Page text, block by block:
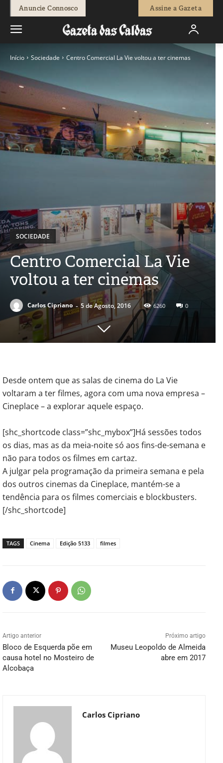
Anuncie Connosco Assine a Gazeta
Início Sociedade Centro Comercial La Vie voltou a ter cinemas
SOCIEDADE
Centro Comercial La Vie
voltou a ter cinemas
Carlos Cipriano - 5 de Agosto, 2016 6260 0
Desde ontem que as salas de cinema do La Vie
voltaram a ter filmes, agora com uma nova empresa –
Cineplace – a explorar aquele espaço.
[shc_shortcode class=”shc_mybox”]Há sessões todos
os dias, mas as da meia-noite só aos fins-de-semana e
não para todos os filmes em cartaz.
A julgar pela programação da primeira semana e pela
dos outros cinemas da Cineplace, mantém-se a
tendência para os filmes comerciais e blockbusters.
[/shc_shortcode]
TAGS Cinema Edição 5133 filmes
Artigo anterior
Bloco de Esquerda põe em
causa hotel no Mosteiro de
Alcobaça
Próximo artigo
Museu Leopoldo de Almeida
abre em 2017
Carlos Cipriano